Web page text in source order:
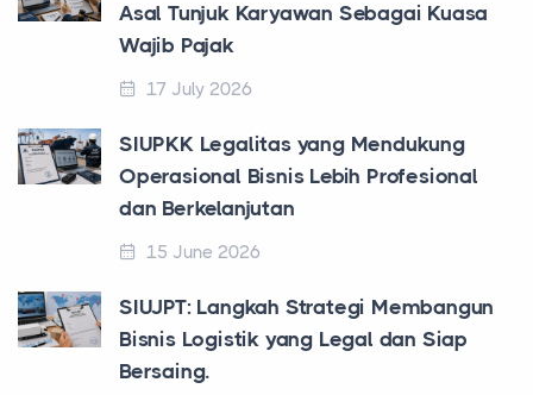
Asal Tunjuk Karyawan Sebagai Kuasa
Wajib Pajak
17 July 2026
SIUPKK Legalitas yang Mendukung
Operasional Bisnis Lebih Profesional
dan Berkelanjutan
15 June 2026
SIUJPT: Langkah Strategi Membangun
Bisnis Logistik yang Legal dan Siap
Bersaing.